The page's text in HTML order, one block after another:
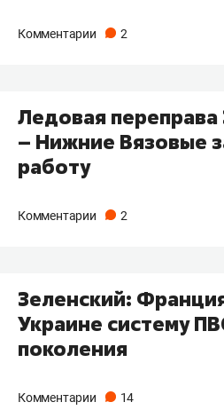
Комментарии 2
Ледовая
– Нижние Вязовые
работу
Комментарии 2
Зеленский:
Украине систему
поколения
Комментарии 14